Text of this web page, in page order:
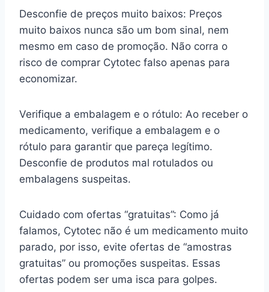
Desconfie de preços muito baixos: Preços
muito baixos nunca são um bom sinal, nem
mesmo em caso de promoção. Não corra o
risco de comprar Cytotec falso apenas para
economizar.
Verifique a embalagem e o rótulo: Ao receber o
medicamento, verifique a embalagem e o
rótulo para garantir que pareça legítimo.
Desconfie de produtos mal rotulados ou
embalagens suspeitas.
Cuidado com ofertas “gratuitas”: Como já
falamos, Cytotec não é um medicamento muito
parado, por isso, evite ofertas de “amostras
gratuitas” ou promoções suspeitas. Essas
ofertas podem ser uma isca para golpes.